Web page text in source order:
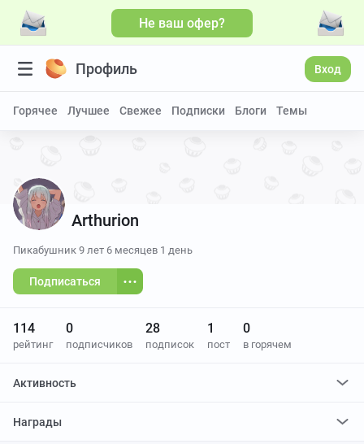
Не ваш офер?
Профиль Вход
Горячее Лучшее Свежее Подписки Блоги Темы
Arthurion
Пикабушник 9 лет 6 месяцев 1 день
Подписаться
114
рейтинг
0
подписчиков
28
подписок
1
пост
0
в горячем
Активность
Награды